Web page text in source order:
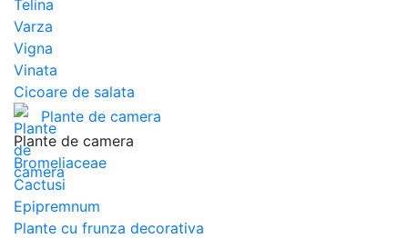
Telina
Varza
Vigna
Vinata
Сicoare de salata
Plante de camera
Plante de camera
Bromeliaceae
Cactusi
Epipremnum
Plante cu frunza decorativa